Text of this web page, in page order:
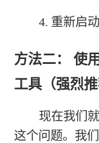
4. 重新启
方法二： 使
工具（强烈推
现在我们
这个问题。我